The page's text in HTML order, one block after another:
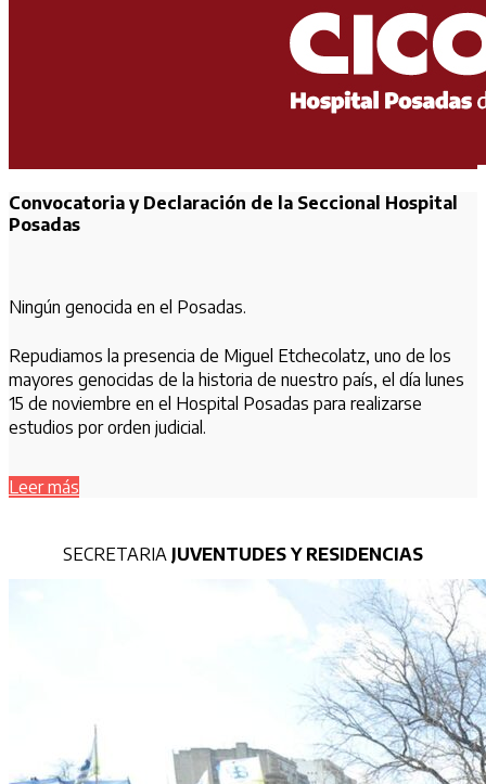
Convocatoria y Declaración de la Seccional Hospital
Posadas
Ningún genocida en el Posadas.
Repudiamos la presencia de Miguel Etchecolatz, uno de los
mayores genocidas de la historia de nuestro país, el día lunes
15 de noviembre en el Hospital Posadas para realizarse
estudios por orden judicial.
Leer más
SECRETARIA JUVENTUDES Y RESIDENCIAS